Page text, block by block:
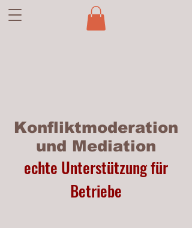
Konfliktmoderation
und Mediation
echte Unterstützung für
Betriebe